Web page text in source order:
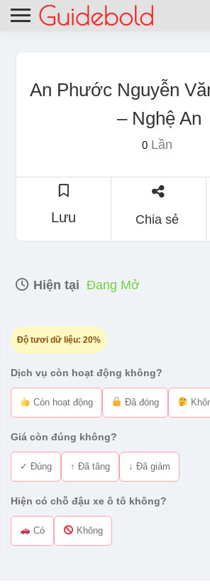
An Phước Nguyễn
– Nghệ An
0Lần
Lưu Chia sẻ
Hiện tại Đang Mở
Độ tươi dữ liệu: 20%
Dịch vụ còn hoạt động không?
Còn hoạt động Đã đóng
Giá còn đúng không?
✓ Đúng ↑ Đã tăng ↓ Đã giảm
Hiện có chỗ đậu xe ô tô không?
Có Không